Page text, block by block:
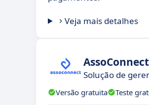
Veja mais detalhes
AssoConnect
Solução de
Versão gratuita Teste